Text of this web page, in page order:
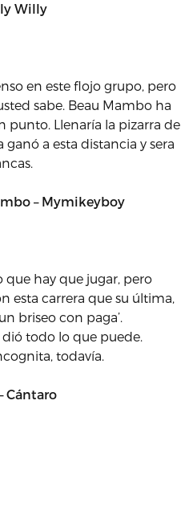
Willy
en este flojo grupo, pero
sabe. Beau Mambo ha
punto. Llenaría la pizarra de
a esta distancia y sera
– Mymikeyboy
que hay que jugar, pero
esta carrera que su última,
briseo con paga’.
todo lo que puede.
todavía.
Cántaro